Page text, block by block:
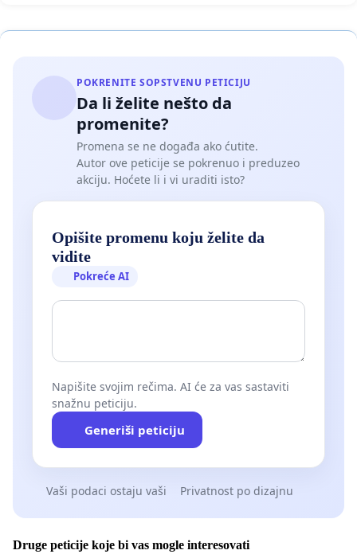
POKRENITE SOPSTVENU PETICIJU
Da li želite nešto da
promenite?
Promena se ne događa ako ćutite.
Autor ove peticije se pokrenuo i preduzeo
akciju. Hoćete li i vi uraditi isto?
Opišite promenu koju želite da
vidite
Pokreće AI
Napišite svojim rečima. AI će za vas sastaviti
snažnu peticiju.
Generiši peticiju
Vaši podaci ostaju vaši Privatnost po dizajnu
Druge peticije koje bi vas mogle interesovati